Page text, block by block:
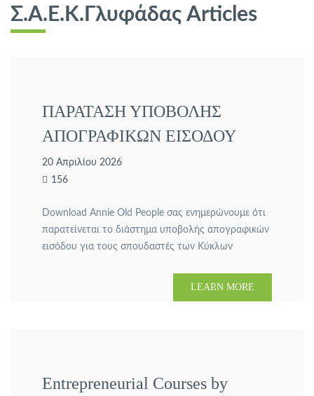
Σ.Α.Ε.Κ.Γλυφάδας Articles
ΠΑΡΑΤΑΣΗ ΥΠΟΒΟΛΗΣ
ΑΠΟΓΡΑΦΙΚΩΝ ΕΙΣΟΔΟΥ
ΣΠΟΥΔΑΣΤΩΝ 2023-2025 ΚΑΙ
2024-2026
20 Απριλίου 2026
156
Download Annie Old People σας ενημερώνουμε ότι
παρατείνεται το διάστημα υποβολής απογραφικών
εισόδου για τους σπουδαστές των Κύκλων
LEARN MORE
Entrepreneurial Courses by